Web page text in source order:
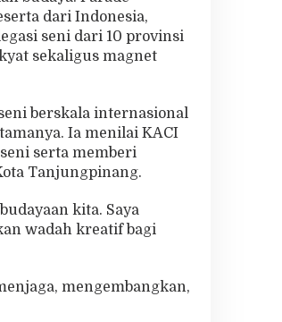
dari Indonesia,
seni dari 10 provinsi
sekaligus magnet
berskala internasional
Ia menilai KACI
serta memberi
Tanjungpinang.
kita. Saya
wadah kreatif bagi
mengembangkan,